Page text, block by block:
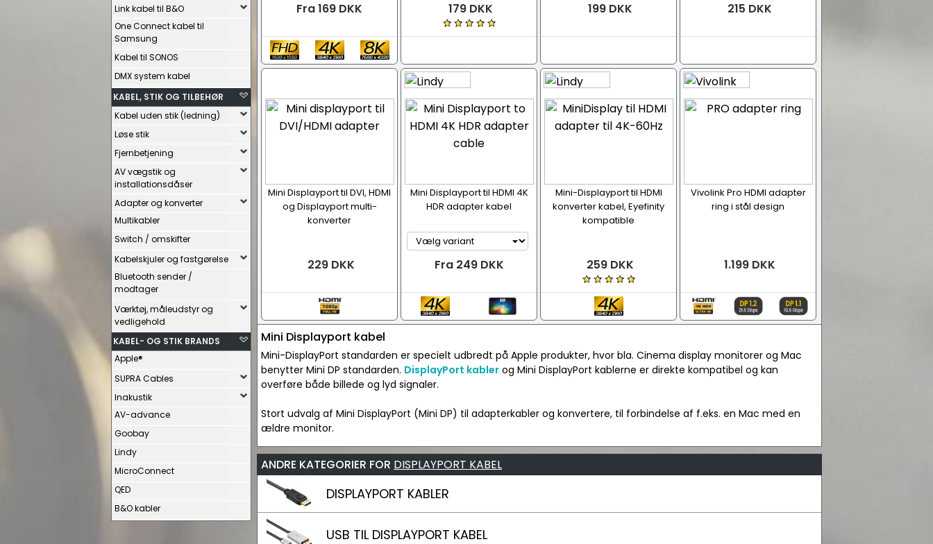
Link kabel til B&O
One Connect kabel til
Samsung
Kabel til SONOS
DMX system kabel
KABEL, STIK OG TILBEHØR
Kabel uden stik (ledning)
Løse stik
Fjernbetjening
AV vægstik og
installationsdåser
Adapter og konverter
Multikabler
Switch / omskifter
Kabelskjuler og fastgørelse
Bluetooth sender /
modtager
Værktøj, måleudstyr og
vedligehold
KABEL- OG STIK BRANDS
Apple®
SUPRA Cables
Inakustik
AV-advance
Goobay
Lindy
MicroConnect
QED
B&O kabler
Fra 169 DKK 179 DKK 199 DKK 215 DKK
Mini Displayport til DVI, HDMI
og Displayport multi-
konverter
229 DKK
Mini Displayport til HDMI 4K
HDR adapter kabel
Fra 249 DKK
Mini-Displayport til HDMI
konverter kabel, Eyefinity
kompatible
259 DKK
Vivolink Pro HDMI adapter
ring i stål design
1.199 DKK
Mini Displayport kabel
Mini-DisplayPort standarden er specielt udbredt på Apple produkter, hvor bla. Cinema display monitorer og Mac
benytter Mini DP standarden. DisplayPort kabler og Mini DisplayPort kablerne er direkte kompatibel og kan
overføre både billede og lyd signaler.
Stort udvalg af Mini DisplayPort (Mini DP) til adapterkabler og konvertere, til forbindelse af f.eks. en Mac med en
ældre monitor.
ANDRE KATEGORIER FOR DISPLAYPORT KABEL
DISPLAYPORT KABLER
USB TIL DISPLAYPORT KABEL